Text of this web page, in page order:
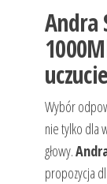
Andra
Wybór
nie tylko dla
głowy.
propozycja